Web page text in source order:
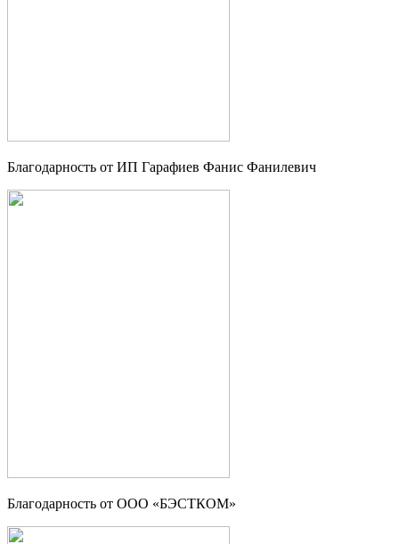
Благодарность от ИП Гарафиев Фанис Фанилевич
Благодарность от ООО «БЭСТКОМ»